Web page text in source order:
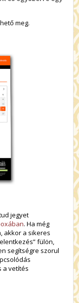
meg.
jegyet
. Ha még
akkor a sikeres
fülön,
segítségre szorul
a vetítés